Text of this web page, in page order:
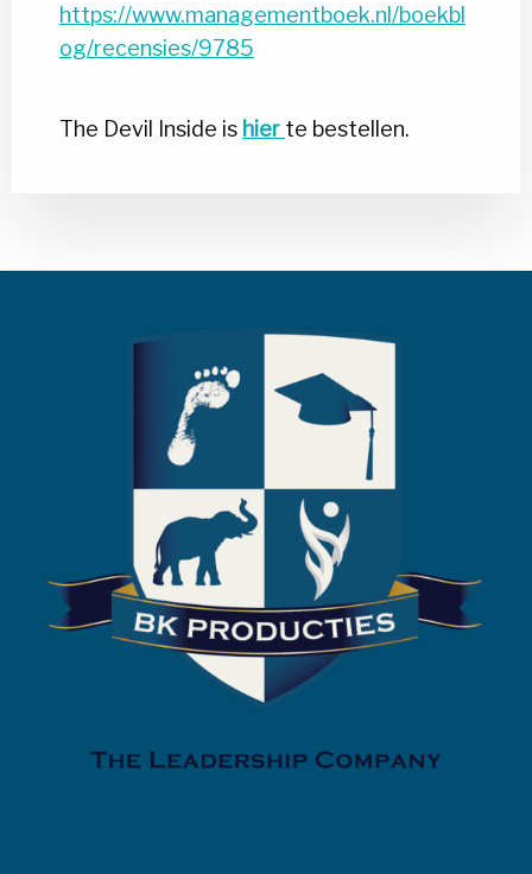
https://www.managementboek.nl/boekbl
og/recensies/9785
The Devil Inside is hier te bestellen.